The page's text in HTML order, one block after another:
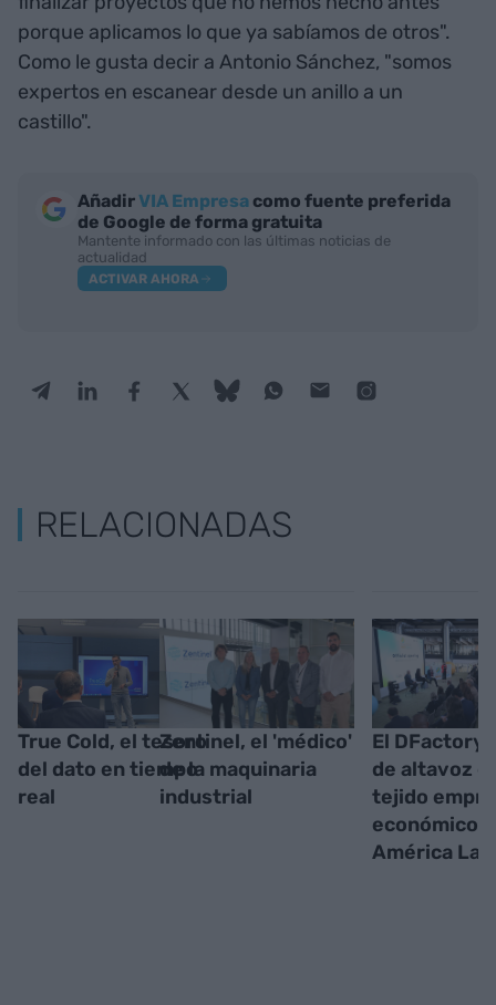
porque aplicamos lo que ya sabíamos de otros".
Como le gusta decir a Antonio Sánchez, "somos
expertos en escanear desde un anillo a un
castillo".
AñadirVIA Empresa como fuente preferida
de Google de forma gratuita
Mantente informado con las últimas noticias de
actualidad
ACTIVAR AHORA
RELACIONADAS
True Cold, el tesoro
del dato en tiempo
real
Zentinel, el 'médico'
de la maquinaria
industrial
El DFactory
de altavoz
tejido
económico
América